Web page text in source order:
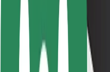
Média
Urban Fund
Biztonság
Utasbiztonság